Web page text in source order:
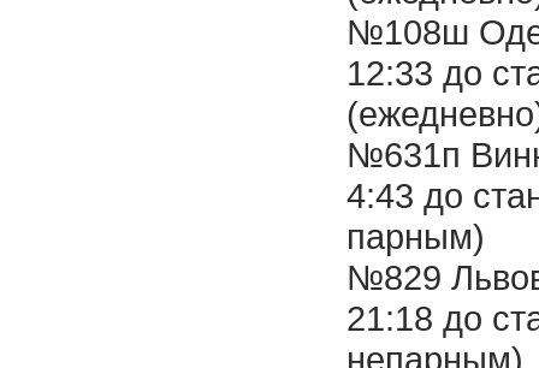
№108ш
12:33 до
№631п
4:43 до
парным)
№829
21:18 до
непарным)